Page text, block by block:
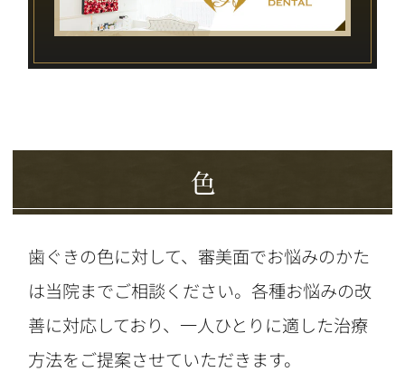
色
歯ぐきの色に対して、審美面でお悩みのかた
は当院までご相談ください。各種お悩みの改
善に対応しており、一人ひとりに適した治療
方法をご提案させていただきます。